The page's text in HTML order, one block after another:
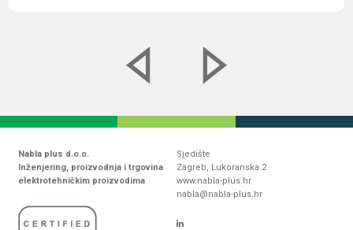
Nabla plus d.o.o.
Inženjering, proizvodnja i trgovina
elektrotehničkim proizvodima
Sjedište
Zagreb, Lukoranska 2
www.nabla-plus.hr
nabla@nabla-plus.hr